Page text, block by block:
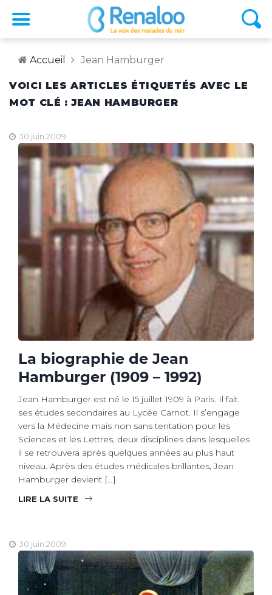
Accueil Jean Hamburger
VOICI LES ARTICLES ÉTIQUETÉS AVEC LE
MOT CLÉ : JEAN HAMBURGER
30 juin 2009
La biographie de Jean
Hamburger (1909 – 1992)
Jean Hamburger est né le 15 juillet 1909 à Paris. Il fait
ses études secondaires au Lycée Carnot. Il s’engage
vers la Médecine mais non sans tentation pour les
Sciences et les Lettres, deux disciplines dans lesquelles
il se retrouvera après quelques années au plus haut
niveau. Après des études médicales brillantes, Jean
Hamburger devient […]
LIRE LA SUITE
30 juin 2009